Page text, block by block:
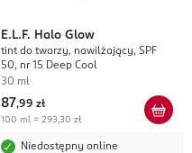
E.L.F. Halo Glow
tint do twarzy, nawilżający, SPF
50, nr 15 Deep Cool
30 ml
87,99 zł
100 ml = 293,30 zł
Niedostępny online